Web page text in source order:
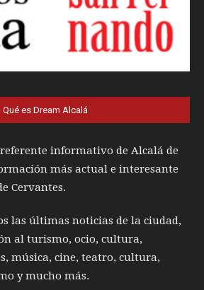
Qué es Dream Alcalá
informativo de Alcalá de
más actual e interesante
Cervantes.
las últimas noticias de la ciudad,
al turismo, ocio, cultura,
música, cine, teatro, cultura,
y mucho más.